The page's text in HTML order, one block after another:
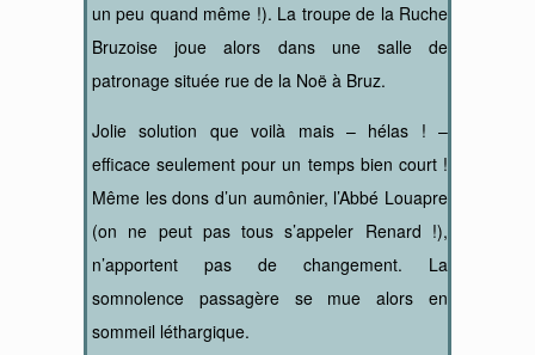
un peu quand même !). La troupe de la Ruche
Bruzoise joue alors dans une salle de
patronage située rue de la Noë à Bruz.
Jolie solution que voilà mais – hélas ! –
efficace seulement pour un temps bien court !
Même les dons d’un aumônier, l’Abbé Louapre
(on ne peut pas tous s’appeler Renard !),
n’apportent pas de changement. La
somnolence passagère se mue alors en
sommeil léthargique.